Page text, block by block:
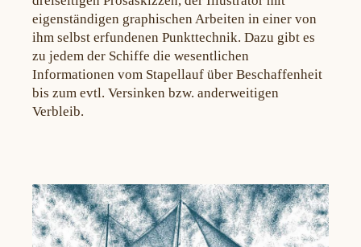
eigenständigen graphischen Arbeiten in einer von
ihm selbst erfundenen Punkttechnik. Dazu gibt es
zu jedem der Schiffe die wesentlichen
Informationen vom Stapellauf über Beschaffenheit
bis zum evtl. Versinken bzw. anderweitigen
Verbleib.